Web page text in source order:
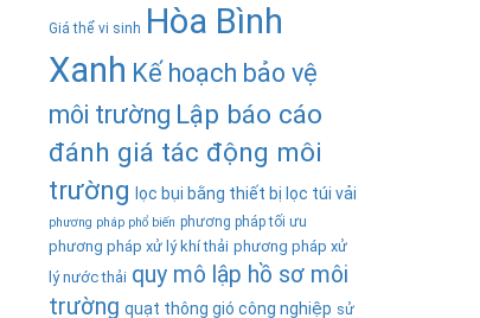
Giá thể vi sinh Hòa Bình
Xanh Kế hoạch bảo vệ
môi trường Lập báo cáo
đánh giá tác động môi
trường lọc bụi bằng thiết bị lọc túi vải
phương pháp phổ biến phương pháp tối ưu
phương pháp xử lý khí thải phương pháp xử
lý nước thải quy mô lập hồ sơ môi
trường quạt thông gió công nghiệp sử